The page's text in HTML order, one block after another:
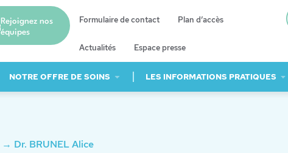
Rejoignez nos
équipes
Formulaire de contact Plan d’accès
Actualités Espace presse
NOTRE OFFRE DE SOINS LES INFORMATIONS PRATIQUES
→ Dr. BRUNEL Alice